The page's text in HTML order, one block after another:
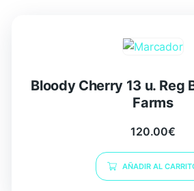
Bloody Cherry 13 u. Reg
Farms
120.00€
AÑADIR AL